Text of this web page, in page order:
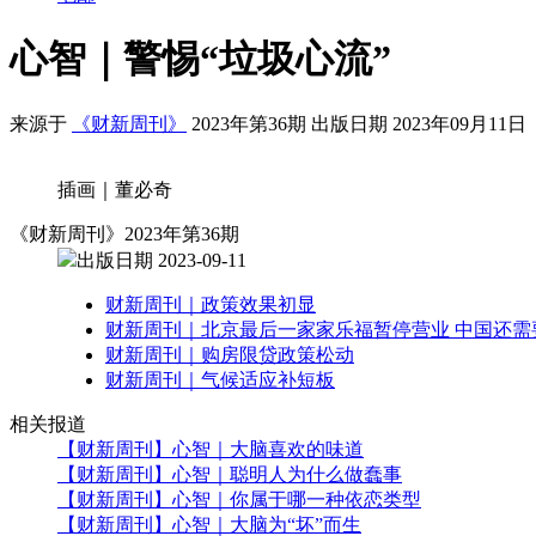
心智｜警惕“垃圾心流”
来源于 《财新周刊》 2023年第36期 出版日期 2023年09月11日
插画｜董必奇
《财新周刊》2023年第36期
出版日期 2023-09-11
财新周刊｜政策效果初显
财新周刊｜北京最后一家家乐福暂停营业 中国还需
财新周刊｜购房限贷政策松动
财新周刊｜气候适应补短板
相关报道
【财新周刊】心智｜大脑喜欢的味道
【财新周刊】心智｜聪明人为什么做蠢事
【财新周刊】心智｜你属于哪一种依恋类型
【财新周刊】心智｜大脑为“坏”而生